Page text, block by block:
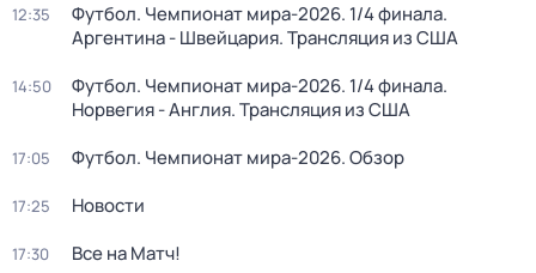
12:35
Футбол. Чемпионат мира-2026. 1/4 финала.
Аргентина - Швейцария. Трансляция из США
14:50
Футбол. Чемпионат мира-2026. 1/4 финала.
Норвегия - Англия. Трансляция из США
17:05 Футбол. Чемпионат мира-2026. Обзор
17:25 Новости
17:30 Все на Матч!